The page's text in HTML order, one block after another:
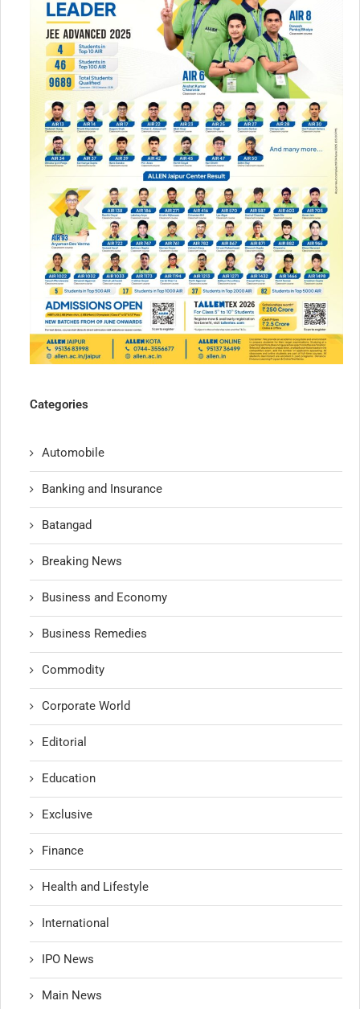
Categories
Automobile
Banking and Insurance
Batangad
Breaking News
Business and Economy
Business Remedies
Commodity
Corporate World
Editorial
Education
Exclusive
Finance
Health and Lifestyle
International
IPO News
Main News